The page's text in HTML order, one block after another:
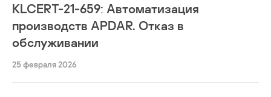
KLCERT-21-659: Автоматизация
производств APDAR. Отказ в
обслуживании
25 февраля 2026